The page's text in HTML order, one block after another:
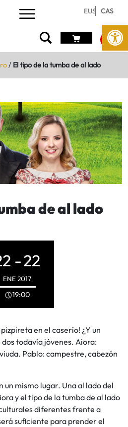
Abrir
EUS CAS
/ El tipo de la tumba de al lado
de al lado
-22
ENE2017
19:00
en el caserío! ¿Y un
todavía jóvenes. Aiora:
Pablo: campestre, cabezón
un mismo lugar. Una al lado del
y el tipo de la tumba de al lado
diferentes frente a
suficiente para prender el